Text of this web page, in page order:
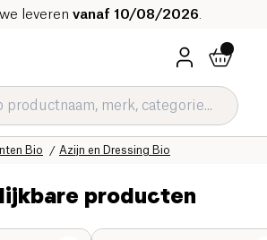
leveren vanaf 10/08/2026
Azijn en Dressing Bio
Bio
Bio
producten